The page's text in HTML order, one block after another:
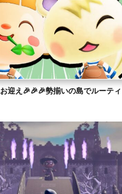
迎え🎉🎉🎉勢揃いの島でルーテ